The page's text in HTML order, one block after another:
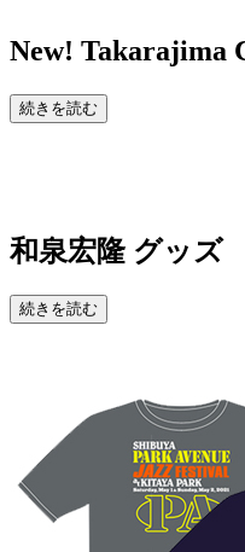
New! Takarajima
続きを読む
和泉宏隆 グッズ
続きを読む